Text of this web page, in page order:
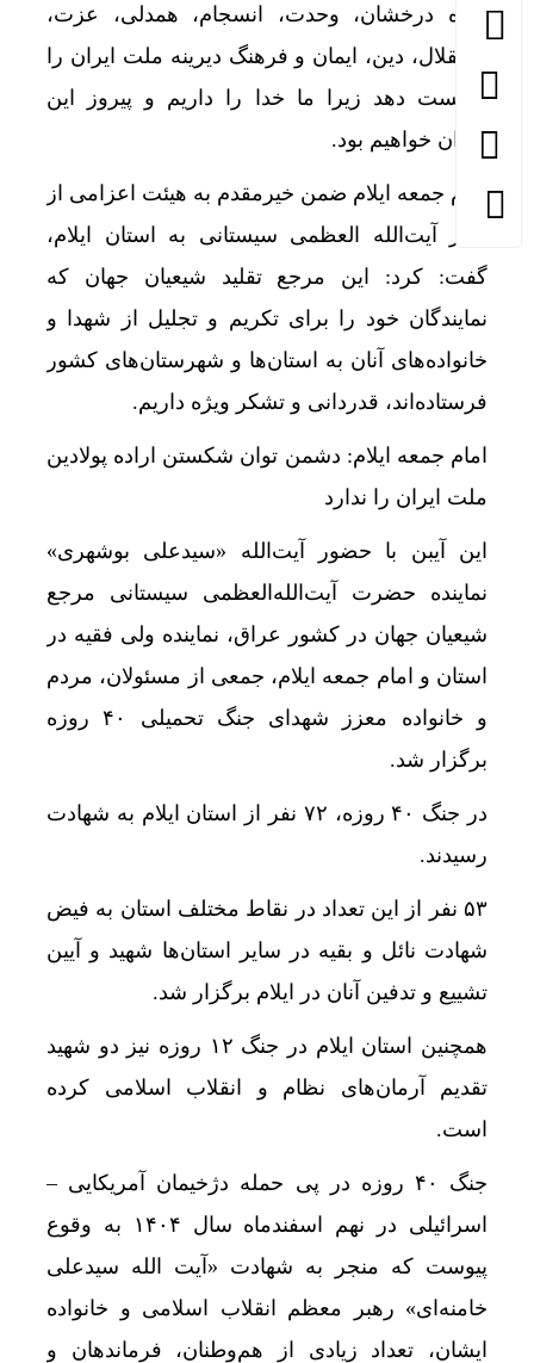
آینده درخشان، وحدت، انسجام، همدلی، عزت،
استقلال، دین، ایمان و فرهنگ دیرینه ملت ایران را
شکست دهد زیرا ما خدا را داریم و پیروز این
میدان خواهیم بود.
امام جمعه ایلام ضمن خیرمقدم به هیئت اعزامی از
دفتر آیت‌الله العظمی سیستانی به استان ایلام،
گفت: کرد: این مرجع تقلید شیعیان جهان که
نمایندگان خود را برای تکریم و تجلیل از شهدا و
خانواده‌های آنان به استان‌ها و شهرستان‌های کشور
فرستاده‌اند، قدردانی و تشکر ویژه داریم.
امام جمعه ایلام: دشمن توان شکستن اراده پولادین
ملت ایران را ندارد
این آیبن با حضور آیت‌الله «سیدعلی بوشهری»
نماینده حضرت آیت‌الله‌العظمی سیستانی مرجع
شیعیان جهان در کشور عراق، نماینده ولی فقیه در
استان و امام جمعه ایلام، جمعی از مسئولان، مردم
و خانواده معزز شهدای جنگ تحمیلی ۴۰ روزه
برگزار شد.
در جنگ ۴۰ روزه، ۷۲ نفر از استان ایلام به شهادت
رسیدند.
۵۳ نفر از این تعداد در نقاط مختلف استان به فیض
شهادت نائل و بقیه در سایر استان‌ها شهید و آیین
تشییع و تدفین آنان در ایلام برگزار شد.
همچنین استان ایلام در جنگ ۱۲ روزه نیز دو شهید
تقدیم آرمان‌های نظام و انقلاب اسلامی کرده
است.
جنگ ۴۰ روزه در پی حمله دژخیمان آمریکایی –
اسرائیلی در نهم اسفندماه سال ۱۴۰۴ به وقوع
پیوست که منجر به شهادت «آیت الله سیدعلی
خامنه‌ای» رهبر معظم انقلاب اسلامی و خانواده
ایشان، تعداد زیادی از هم‌وطنان، فرماندهان و